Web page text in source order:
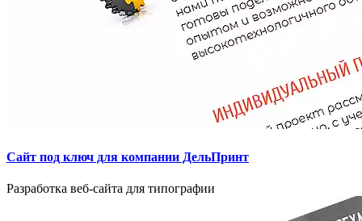
Сайт под ключ для компании ДельПринт
Разработка веб-сайта для типографии